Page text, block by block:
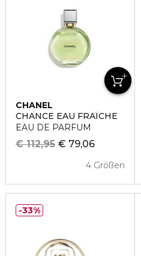
CHANEL
CHANCE EAU FRAÎCHE
EAU DE PARFUM
€ 79,06
€ 112,95
4 Größen
33%